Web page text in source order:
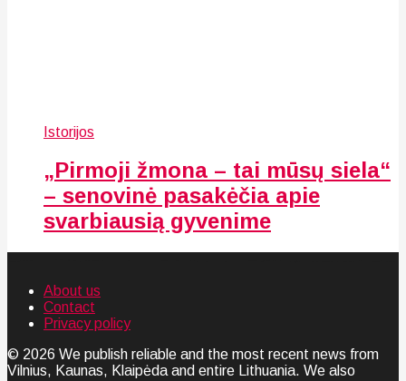
Istorijos
„Pirmoji žmona – tai mūsų siela“
– senovinė pasakėčia apie
svarbiausią gyvenime
About us
Contact
Privacy policy
© 2026 We publish reliable and the most recent news from
Vilnius, Kaunas, Klaipėda and entire Lithuania. We also